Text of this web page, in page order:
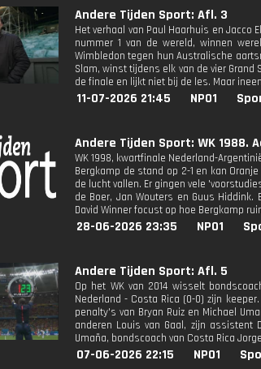
Andere Tijden Sport: Afl. 3
Het verhaal van Paul Haarhuis en
nummer 1 van de wereld, winnen
Wimbledon tegen hun Australische
Slam, winst tijdens elk van de vier
de finale en lijkt niet bij de les. Maar
11-07-2026 21:45 NPO1
Andere Tijden Sport: WK
WK 1998, kwartfinale Nederland-
Bergkamp de stand op 2-1 en kan
de lucht vallen. Er gingen vele
de Boer, Jan Wouters en Guus
David Winner focust op hoe Bergkamp
28-06-2026 23:35 NPO1
Andere Tijden Sport: Afl. 5
Op het WK van 2014 wisselt
Nederland - Costa Rica (0-0) zijn
penalty's van Bryan Ruiz en Michael
anderen Louis van Gaal, zijn assistent
Umaña, bondscoach van Costa Rica
07-06-2026 22:15 NPO1